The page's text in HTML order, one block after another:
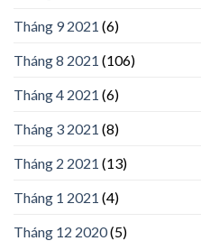
Tháng 9 2021 (6)
Tháng 8 2021 (106)
Tháng 4 2021 (6)
Tháng 3 2021 (8)
Tháng 2 2021 (13)
Tháng 1 2021 (4)
Tháng 12 2020(5)